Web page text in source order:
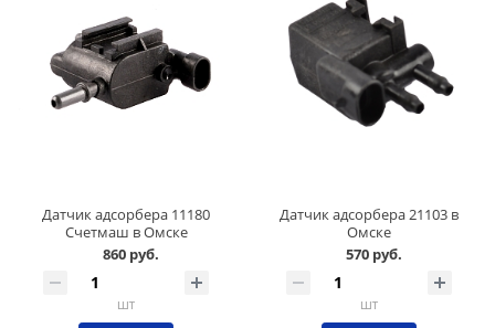
Датчик адсорбера 11180
Счетмаш в Омске
860 руб.
шт
Датчик адсорбера 21103 в
Омске
570 руб.
шт